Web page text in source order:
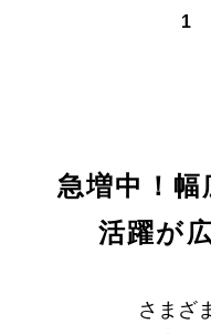
1
急増中！
活躍が
さまざ